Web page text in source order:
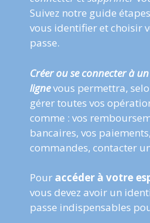
Suivez notre guide
vous identifier et choisir
passe.
Créer ou se connecter à
lignevous permettra,
gérer toutes vos
comme : vos
bancaires, vos
commandes, contacter
Pour accéder à votre
vous devez avoir un
passe indispensables